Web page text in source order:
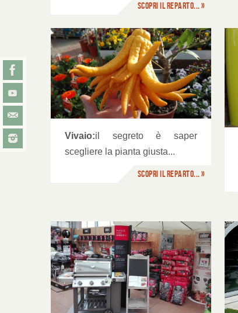
Scopri il reparto... »
Vivaio:il segreto è saper
scegliere la pianta giusta...
Scopri il reparto... »
Vasi e Terricci
Arredo Giardino